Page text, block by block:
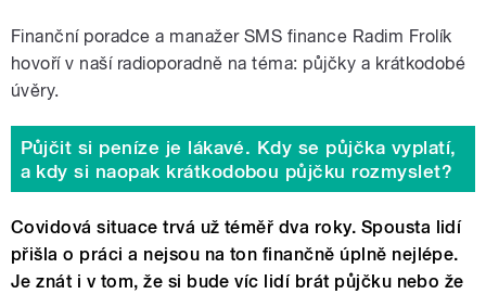
Finanční poradce a manažer SMS finance Radim Frolík
hovoří v naší radioporadně na téma: půjčky a krátkodobé
úvěry.
Půjčit si peníze je lákavé. Kdy se půjčka vyplatí,
a kdy si naopak krátkodobou půjčku rozmyslet?
Covidová situace trvá už téměř dva roky. Spousta lidí
přišla o práci a nejsou na ton finančně úplně nejlépe.
Je znát i v tom, že si bude víc lidí brát půjčku nebo že